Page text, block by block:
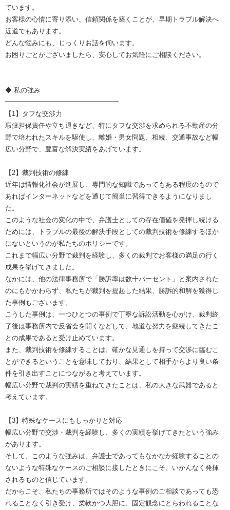
ています。
お客様の心情に寄り添い、信頼関係を築くことが、早期トラブル解決へ
近道でもあります。
どんな悩みにも、じっくりお話を伺います。
お困りごとがございましたら、安心してお気軽にご相談ください。
◆ 私の強み
━━━━━━━━━━━━━━━━━
【1】タフな交渉力
瑕疵担保責任や立ち退きなど、特にタフな交渉を求められる不動産の分
野で培われたスキルを駆使し、離婚・男女問題、相続、交通事故など幅
広い分野で、豊富な解決実績をあげています。
【2】裁判技術の修練
近年は情報化社会が進展し、専門的な知識であってもある程度のもので
あればインターネットなどを通じて簡単に習得できるようになりまし
た。
このような社会の変化の中で、弁護士としての存在価値を発揮し続ける
ためには、トラブルの最後の解決手段としての裁判技術を修練するほか
にないというのが私たちのポリシーです。
これまで幅広い分野で裁判を経験し、多くの裁判でお客様の満足の行く
成果を挙げてきました。
なかには、他の法律事務所で「勝訴率は数十パーセント」と案内された
のにもかかわらず、私たちが裁判を提起した結果、勝訴的和解を獲得し
た事例もございます。
こうした事例は、一つひとつの事例で丁寧な訴訟活動を心がけ、裁判終
了後は事務所内で反省会を開くなどして、地道な努力を継続してきたこ
との成果であると受け止めています。
また、裁判技術を修練することは、確かな見通しを持って交渉に臨むこ
とができるということを意味しており、結果として相手からより良い条
件を引き出すことにつながると考えています。
幅広い分野で裁判の実績を重ねてきたことは、私の大きな武器であると
考えています。
【3】特殊なケースにもしっかりと対応
幅広い分野で交渉・裁判を経験し、多くの実績を挙げてきたという強み
があります。
そして、このような強みは、弁護士であってもなかなか経験することの
ないような特殊なケースのご相談に接したときにこそ、いかんなく発揮
されるものと信じています。
だからこそ、私たちの事務所ではそのような事例のご相談であっても恐
れることなく引き受け、柔軟かつ大胆に、固定観念にとらわれることな